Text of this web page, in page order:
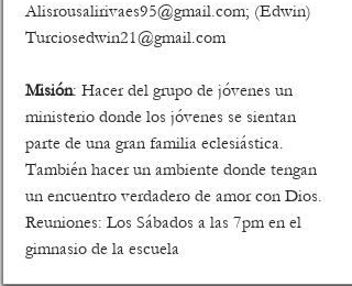
Alisrousalirivaes95@gmail.com; (Edwin)
Turciosedwin21@gmail.com
Misión: Hacer del grupo de jóvenes un
ministerio donde los jóvenes se sientan
parte de una gran familia eclesiástica.
También hacer un ambiente donde tengan
un encuentro verdadero de amor con Dios.
Reuniones: Los Sábados a las 7pm en el
gimnasio de la escuela